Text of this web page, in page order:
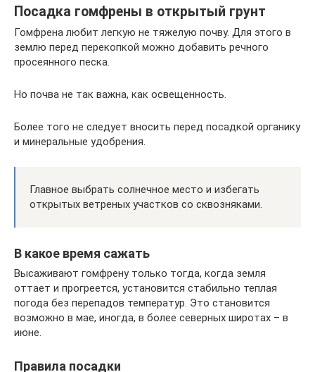
Посадка гомфрены в открытый грунт
Гомфрена любит легкую не тяжелую почву. Для этого в
землю перед перекопкой можно добавить речного
просеянного песка.
Но почва не так важна, как освещенность.
Более того не следует вносить перед посадкой органику
и минеральные удобрения.
Главное выбрать солнечное место и избегать
открытых ветреных участков со сквозняками.
В какое время сажать
Высаживают гомфрену только тогда, когда земля
оттает и прогреется, установится стабильно теплая
погода без перепадов температур. Это становится
возможно в мае, иногда, в более северных широтах – в
июне.
Правила посадки